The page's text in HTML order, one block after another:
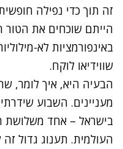
זה תוך כדי נפילה
הייתם שוכחים את הטור
באינפורמציות לא-
שווידיאו לוקח.
הבעיה היא, איך לומר,
מעניינים. השבוע
בישראל – אחד משלושת
העולמית. תענוג גדול